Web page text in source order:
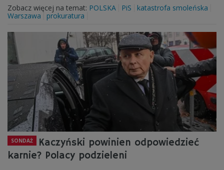
Zobacz więcej na temat: POLSKA PiS
katastrofa smoleńska
Warszawa
prokuratura
SONDAŻ
Kaczyński powinien odpowiedzieć
karnie? Polacy podzieleni